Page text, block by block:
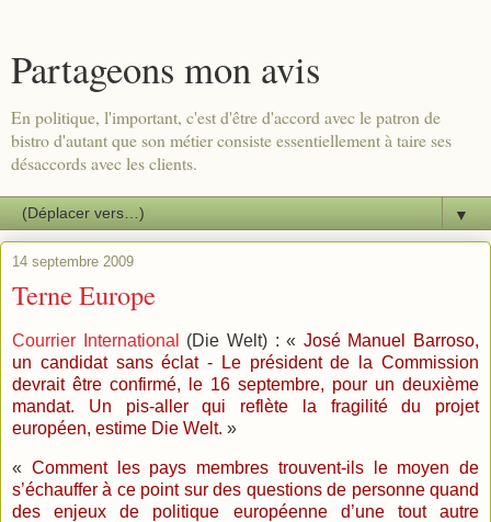
Partageons mon avis
En politique, l'important, c'est d'être d'accord avec le patron de
bistro d'autant que son métier consiste essentiellement à taire ses
désaccords avec les clients.
▼
14 septembre 2009
Terne Europe
Courrier International (Die Welt) : « José Manuel Barroso,
un candidat sans éclat - Le président de la Commission
devrait être confirmé, le 16 septembre, pour un deuxième
mandat. Un pis-aller qui reflète la fragilité du projet
européen, estime Die Welt. »
« Comment les pays membres trouvent-ils le moyen de
s’échauffer à ce point sur des questions de personne quand
des enjeux de politique européenne d’une tout autre